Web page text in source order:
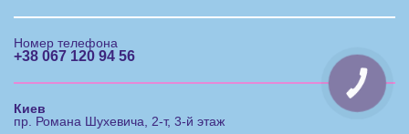
Номер телефона
+38 067 120 94 56
Киев
пр. Романа Шухевича, 2-т, 3-й этаж
КНОПКА
ЗВ'ЯЗКУ